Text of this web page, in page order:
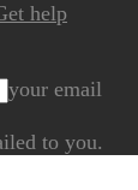
help
your email
to you.